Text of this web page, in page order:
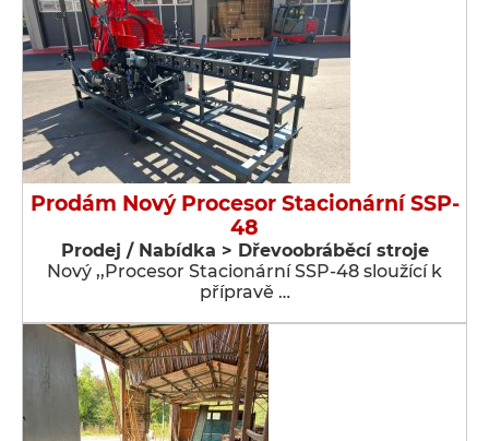
Prodám Nový Procesor Stacionární SSP-
48
Prodej / Nabídka > Dřevoobráběcí stroje
Nový ,,Procesor Stacionární SSP-48 sloužící k
přípravě …